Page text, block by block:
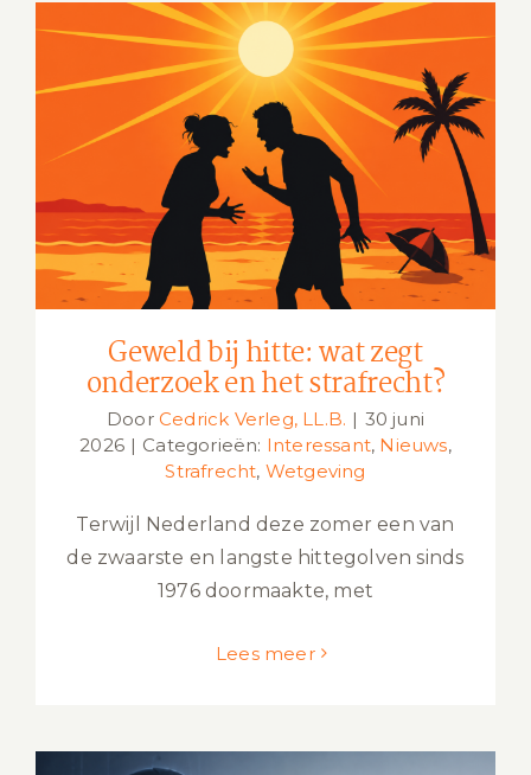
Geweld bij hitte: wat zegt onderzoek
en het strafrecht?
Geweld bij hitte: wat zegt
onderzoek en het strafrecht?
Door Cedrick Verleg, LL.B. | 30 juni
2026 | Categorieën: Interessant, Nieuws,
Strafrecht, Wetgeving
Terwijl Nederland deze zomer een van
de zwaarste en langste hittegolven sinds
1976 doormaakte, met
Lees meer